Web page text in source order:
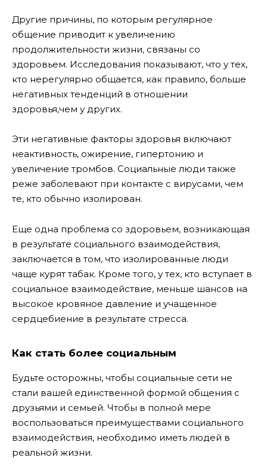
Другие причины, по которым регулярное
общение приводит к увеличению
продолжительности жизни, связаны со
здоровьем. Исследования показывают, что у тех,
кто нерегулярно общается, как правило, больше
негативных тенденций в отношении
здоровья,чем у других.
Эти негативные факторы здоровья включают
неактивность, ожирение, гипертонию и
увеличение тромбов. Социальные люди также
реже заболевают при контакте с вирусами, чем
те, кто обычно изолирован.
Еще одна проблема со здоровьем, возникающая
в результате социального взаимодействия,
заключается в том, что изолированные люди
чаще курят табак. Кроме того, у тех, кто вступает в
социальное взаимодействие, меньше шансов на
высокое кровяное давление и учащенное
сердцебиение в результате стресса.
Как стать более социальным
Будьте осторожны, чтобы социальные сети не
стали вашей единственной формой общения с
друзьями и семьей. Чтобы в полной мере
воспользоваться преимуществами социального
взаимодействия, необходимо иметь людей в
реальной жизни.